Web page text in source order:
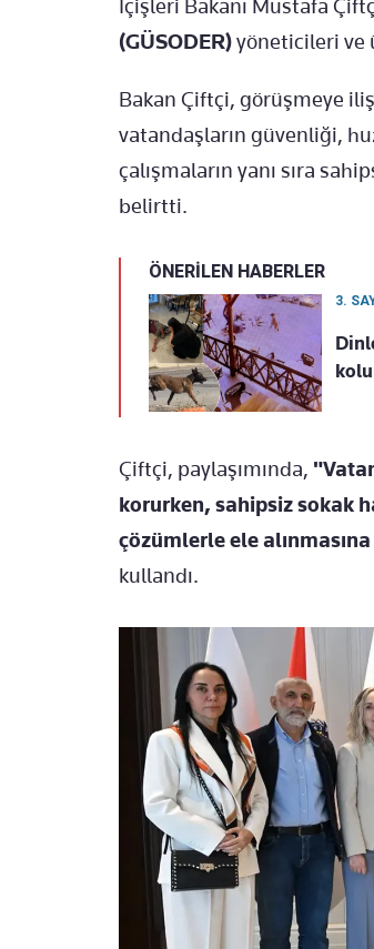
İçişleri Bakanı Mustafa
(GÜSODER)yöneticileri ve
Bakan Çiftçi, görüşmeye
vatandaşların güvenliği,
çalışmaların yanı sıra
belirtti.
ÖNERİLEN HABERLER
3.
Çiftçi, paylaşımında,
korurken, sahipsiz sokak
çözümlerle ele
kullandı.